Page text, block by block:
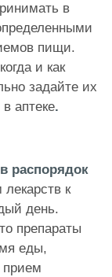
в
пищи.
и как
задайте их
аптеке.
распорядок
к
день.
препараты
еды,
прием